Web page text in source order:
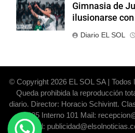
Gimnasia de
ilusionarse
Diario EL SOL
© Copyright 2026 EL SOL SA |
Queda prohibida la reproducción
diario. Director: Horacio Schivintt.
6325 Interno 101 Mail:
Publicidad: